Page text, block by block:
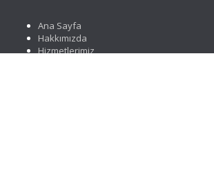
Ana Sayfa
Hakkımızda
Hizmetlerimiz